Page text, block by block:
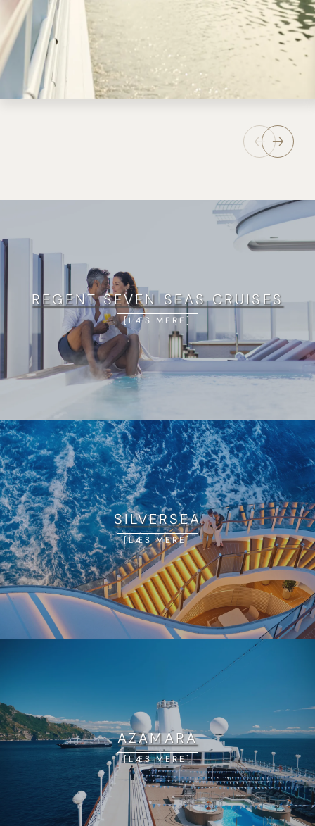
REGENT SEVEN SEAS CRUISES
LÆS MERE
SILVERSEA
LÆS MERE
AZAMARA
LÆS MERE